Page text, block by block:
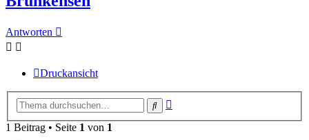
Antworten
Druckansicht
Suche
1 Beitrag • Seite 1 von 1